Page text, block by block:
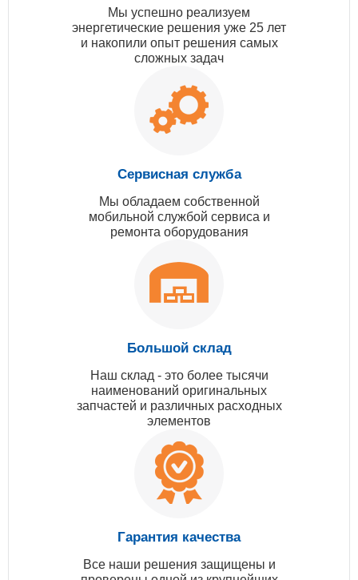
Мы успешно реализуем
энергетические решения уже 25 лет
и накопили опыт решения самых
сложных задач
Сервисная служба
Мы обладаем собственной
мобильной службой сервиса и
ремонта оборудования
Большой склад
Наш склад - это более тысячи
наименований оригинальных
запчастей и различных расходных
элементов
Гарантия качества
Все наши решения защищены и